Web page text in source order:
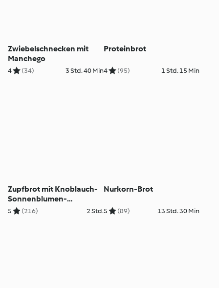
Zwiebelschnecken mit
Manchego
4 (34) 3 Std. 40 Min
Proteinbrot
4 (95) 1 Std. 15 Min
Zupfbrot mit Knoblauch-
Sonnenblumen-
Kräuterpaste
5 (216) 2 Std.
Nurkorn-Brot
5 (89) 13 Std. 30 Min